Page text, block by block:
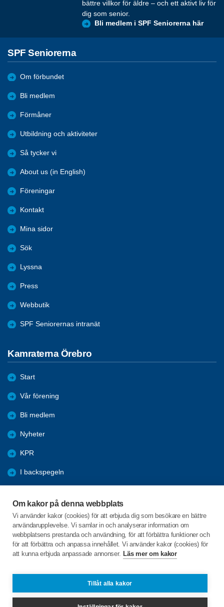
Om kakor på denna webbplats
Vi använder kakor (cookies) för att erbjuda dig som besökare en bättre
användarupplevelse. Vi samlar in och analyserar information om
webbplatsens prestanda och användning, för att förbättra funktioner och
för att förbättra och anpassa innehållet. Vi använder kakor (cookies) för
att kunna erbjuda anpassade annonser. Läs mer om kakor
Tillåt alla kakor
bättre villkor för äldre – och ett aktivt liv för
dig som senior.
Bli medlem i SPF Seniorerna här
SPF Seniorerna
Om förbundet
Bli medlem
Förmåner
Utbildning och aktiviteter
Så tycker vi
About us (in English)
Föreningar
Kontakt
Mina sidor
Sök
Lyssna
Press
Webbutik
SPF Seniorernas intranät
Kamraterna Örebro
Start
Vår förening
Bli medlem
Nyheter
KPR
I backspegeln
Våra lokala sponsorer
Program
C/o:Lars-Göran Bergman